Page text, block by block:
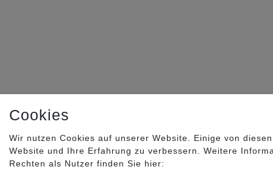
Cookies
Wir nutzen Cookies auf unserer Website. Einige von
Website und Ihre Erfahrung zu verbessern. Weitere
Rechten als Nutzer finden Sie hier: